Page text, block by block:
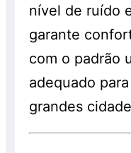
nível de ruído
garante
com o padrão
adequado
grandes